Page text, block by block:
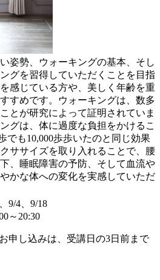
姿勢、ウォーキングの基本、そし
グを習得していただくことを目指
感じている方や、美しく年齢を重
すめです。ウォーキングは、数多
とが研究によって証明されていま
グは、体に過度な負担をかけるこ
でも10,000歩歩いたのと同じ効果
ササイズを取り入れることで、腰
、睡眠障害の予防、そして血流や
かな体への変化を実感していただ
9/4、9/18
～20:30
申し込みは、受講日の3日前まで